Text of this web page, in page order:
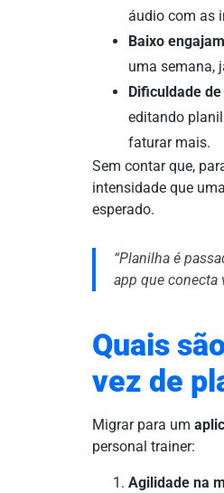
áudio com as
Baixo
uma semana,
Dificuldade
editando
faturar mais.
Sem contar que,
intensidade que
esperado.
“Planilha é
app que conecta
Quais
vez de
Migrar para um
personal trainer:
Agilidade na